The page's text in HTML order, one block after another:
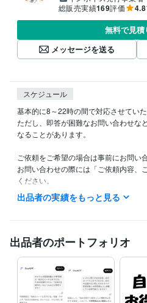
総販売実績169評価 4.8
無料で見積
メッセージを送る
スケジュール
基本的に8～22時の間で対応させていた
ただし、即答が困難なお問い合わせな
なることがあります。
ご依頼をご希望の場合は事前にお問い
お問い合わせの際には「ご依頼内容、
ください。
「見積り・カスタマイズの相談をする
見積もりを出すためには最初にいただ
質問をさせていただき詳細を確認して
す。
そのため余裕を持った時間の確保を
設けていただければと思います。
出品者の実績をもっと見る
出品者のポートフォリオ